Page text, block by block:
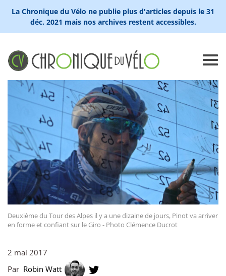
La Chronique du Vélo ne publie plus d'articles depuis le 31
déc. 2021 mais nos archives restent accessibles.
Deuxième du Tour des Alpes il y a une dizaine de jours, Pinot va arriver
en forme et confiant sur le Giro - Photo Clémence Ducrot
2 mai 2017
Par Robin Watt